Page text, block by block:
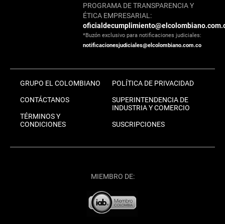
PROGRAMA DE TRANSPARENCIA Y
ÉTICA EMPRESARIAL:
*Buzón exclusivo para notificaciones judiciales:
notificacionesjudiciales@elcolombiano.com.co
GRUPO EL COLOMBIANO
CONTÁCTANOS
TÉRMINOS Y
CONDICIONES
POLÍTICA DE PRIVACIDAD
SUPERINTENDENCIA DE
INDUSTRIA Y COMERCIO
SUSCRIPCIONES
MIEMBRO DE: